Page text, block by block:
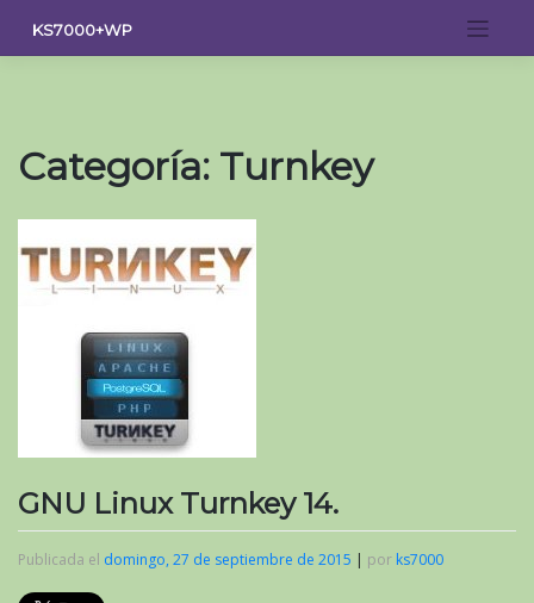
contenido
KS7000+WP
Categoría: Turnkey
GNU Linux Turnkey 14.
Publicada el domingo, 27 de septiembre de 2015 | por ks7000